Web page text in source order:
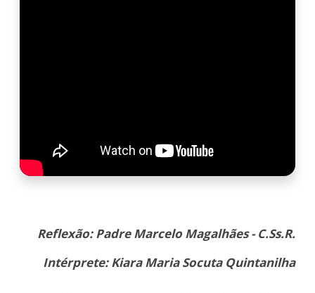
Reflexão: Padre Marcelo Magalhães - C.Ss.R.
Intérprete: Kiara Maria Socuta Quintanilha